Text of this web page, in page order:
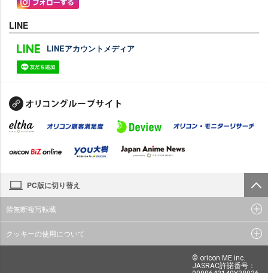
LINE
LINEアカウントメディア
PC版に切り替え
禁無断複写転載
クッキーの使用について
© oricon ME inc.
JASRAC許諾番号：